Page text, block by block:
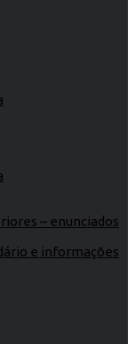
– enunciados
e informações